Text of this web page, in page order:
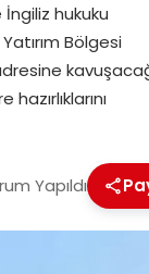
İngiliz hukuku
Bölgesi
Yapıldı